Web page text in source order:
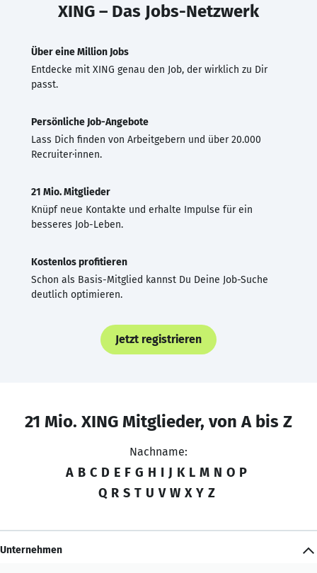
XING – Das Jobs-Netzwerk
Über eine Million Jobs
Entdecke mit XING genau den Job, der wirklich zu Dir
passt.
Persönliche Job-Angebote
Lass Dich finden von Arbeitgebern und über 20.000
Recruiter·innen.
21 Mio. Mitglieder
Knüpf neue Kontakte und erhalte Impulse für ein
besseres Job-Leben.
Kostenlos profitieren
Schon als Basis-Mitglied kannst Du Deine Job-Suche
deutlich optimieren.
Jetzt registrieren
21 Mio. XING Mitglieder, von A bis Z
Nachname:
A B C D E F G H I J K L M N O P
Q R S T U V W X Y Z
Unternehmen